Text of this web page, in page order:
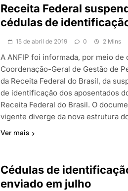
Receita Federal
cédulas de
15 de abril de 2019 0 2 Mins
A ANFIP foi informada, por meio
Coordenação-Geral de Gestão de
da Receita Federal do Brasil, da
de identificação dos aposentados
Receita Federal do Brasil. O
vigente diverge da nova estrutura
Ver mais
Cédulas de
enviado em julho